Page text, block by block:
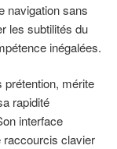
navigation sans
les subtilités du
inégalées.
prétention, mérite
rapidité
interface
raccourcis clavier